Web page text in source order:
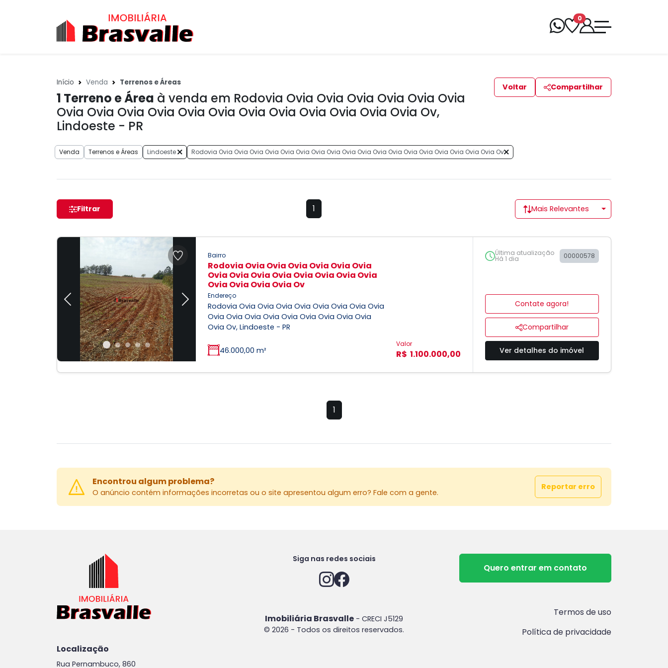
0
Início Venda Terrenos e Áreas
1 Terreno e Área à venda em Rodovia Ovia Ovia Ovia Ovia Ovia Ovia
Ovia Ovia Ovia Ovia Ovia Ovia Ovia Ovia Ovia Ovia Ovia Ovia Ov,
Lindoeste - PR
Voltar Compartilhar
Venda Terrenos e Áreas Lindoeste Rodovia Ovia Ovia Ovia Ovia Ovia Ovia Ovia Ovia Ovia Ovia Ovia Ovia Ovia Ovia Ovia Ovia Ovia Ovia Ov
Filtrar 1 Mais Relevantes
Previous Next
Bairro
Rodovia Ovia Ovia Ovia Ovia Ovia Ovia
Ovia Ovia Ovia Ovia Ovia Ovia Ovia Ovia
Ovia Ovia Ovia Ovia Ov
Endereço
Rodovia Ovia Ovia Ovia Ovia Ovia Ovia Ovia Ovia
Ovia Ovia Ovia Ovia Ovia Ovia Ovia Ovia Ovia
Ovia Ov, Lindoeste - PR
46.000,00 m²
Valor
R$ 1.100.000,00
Última atualização
Há 1 dia 00000578
Contate agora!
Compartilhar
Ver detalhes do imóvel
1
Encontrou algum problema?
O anúncio contém informações incorretas ou o site apresentou algum erro? Fale com a gente.
Reportar erro
Localização
Rua Pernambuco, 860
Siga nas redes sociais
Imobiliária Brasvalle - CRECI J5129
© 2026 - Todos os direitos reservados.
Quero entrar em contato
Termos de uso
Política de privacidade